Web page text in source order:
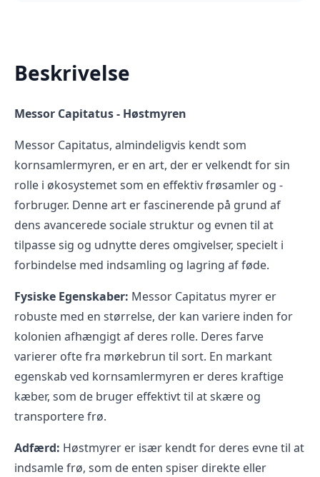
Beskrivelse
Messor Capitatus - Høstmyren
Messor Capitatus, almindeligvis kendt som
kornsamlermyren, er en art, der er velkendt for sin
rolle i økosystemet som en effektiv frøsamler og -
forbruger. Denne art er fascinerende på grund af
dens avancerede sociale struktur og evnen til at
tilpasse sig og udnytte deres omgivelser, specielt i
forbindelse med indsamling og lagring af føde.
Fysiske Egenskaber: Messor Capitatus myrer er
robuste med en størrelse, der kan variere inden for
kolonien afhængigt af deres rolle. Deres farve
varierer ofte fra mørkebrun til sort. En markant
egenskab ved kornsamlermyren er deres kraftige
kæber, som de bruger effektivt til at skære og
transportere frø.
Adfærd: Høstmyrer er især kendt for deres evne til at
indsamle frø, som de enten spiser direkte eller